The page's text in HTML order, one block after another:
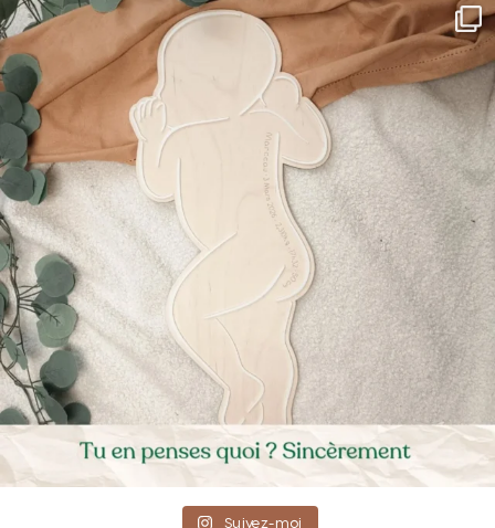
Suivez-moi